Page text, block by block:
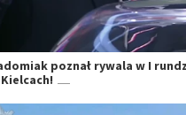
poznał rywala w I